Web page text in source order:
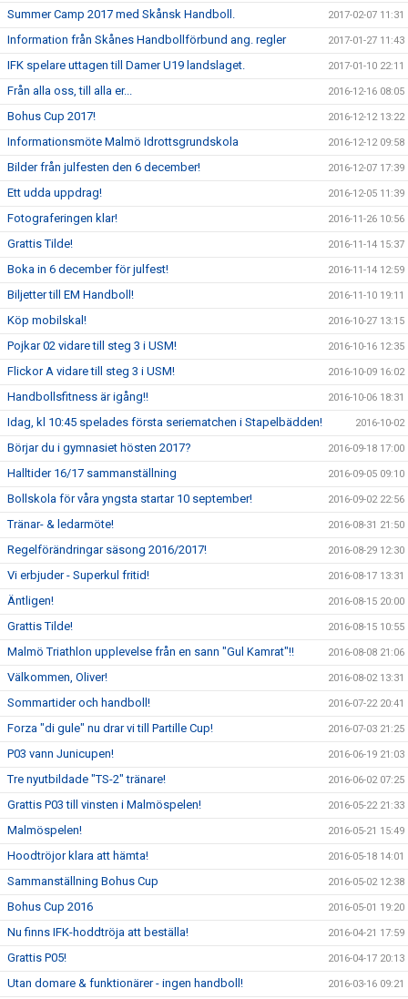
Summer Camp 2017 med Skånsk Handboll. 2017-02-07 11:31
Information från Skånes Handbollförbund ang. regler 2017-01-27 11:43
IFK spelare uttagen till Damer U19 landslaget. 2017-01-10 22:11
Från alla oss, till alla er... 2016-12-16 08:05
Bohus Cup 2017! 2016-12-12 13:22
Informationsmöte Malmö Idrottsgrundskola 2016-12-12 09:58
Bilder från julfesten den 6 december! 2016-12-07 17:39
Ett udda uppdrag! 2016-12-05 11:39
Fotograferingen klar! 2016-11-26 10:56
Grattis Tilde! 2016-11-14 15:37
Boka in 6 december för julfest! 2016-11-14 12:59
Biljetter till EM Handboll! 2016-11-10 19:11
Köp mobilskal! 2016-10-27 13:15
Pojkar 02 vidare till steg 3 i USM! 2016-10-16 12:35
Flickor A vidare till steg 3 i USM! 2016-10-09 16:02
Handbollsfitness är igång!! 2016-10-06 18:31
Idag, kl 10:45 spelades första seriematchen i Stapelbädden! 2016-10-02
Börjar du i gymnasiet hösten 2017? 2016-09-18 17:00
Halltider 16/17 sammanställning 2016-09-05 09:10
Bollskola för våra yngsta startar 10 september! 2016-09-02 22:56
Tränar- & ledarmöte! 2016-08-31 21:50
Regelförändringar säsong 2016/2017! 2016-08-29 12:30
Vi erbjuder - Superkul fritid! 2016-08-17 13:31
Äntligen! 2016-08-15 20:00
Grattis Tilde! 2016-08-15 10:55
Malmö Triathlon upplevelse från en sann "Gul Kamrat"!! 2016-08-08 21:06
Välkommen, Oliver! 2016-08-02 13:31
Sommartider och handboll! 2016-07-22 20:41
Forza "di gule" nu drar vi till Partille Cup! 2016-07-03 21:25
P03 vann Junicupen! 2016-06-19 21:03
Tre nyutbildade "TS-2" tränare! 2016-06-02 07:25
Grattis P03 till vinsten i Malmöspelen! 2016-05-22 21:33
Malmöspelen! 2016-05-21 15:49
Hoodtröjor klara att hämta! 2016-05-18 14:01
Sammanställning Bohus Cup 2016-05-02 12:38
Bohus Cup 2016 2016-05-01 19:20
Nu finns IFK-hoddtröja att beställa! 2016-04-21 17:59
Grattis P05! 2016-04-17 20:13
Utan domare & funktionärer - ingen handboll! 2016-03-16 09:21